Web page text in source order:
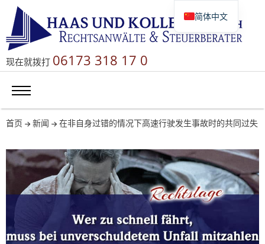
现在就拨打 06173 318 17 0
首页 新闻 在非自身过错的情况下高速行驶发生事故时的共同过失
简体中文
Deutsch
Русский